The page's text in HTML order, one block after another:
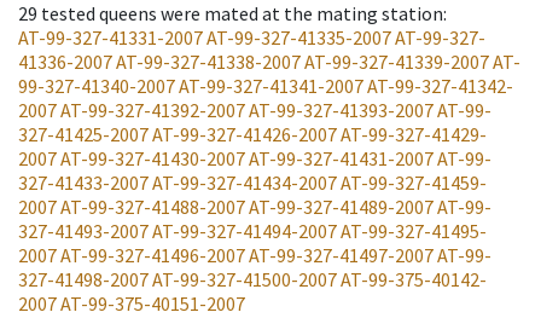
29 tested queens were mated at the mating station:
AT-99-327-41331-2007AT-99-327-41335-2007AT-99-327-
41336-2007AT-99-327-41338-2007AT-99-327-41339-2007AT-
99-327-41340-2007AT-99-327-41341-2007AT-99-327-41342-
2007AT-99-327-41392-2007AT-99-327-41393-2007AT-99-
327-41425-2007AT-99-327-41426-2007AT-99-327-41429-
2007AT-99-327-41430-2007AT-99-327-41431-2007AT-99-
327-41433-2007AT-99-327-41434-2007AT-99-327-41459-
2007AT-99-327-41488-2007AT-99-327-41489-2007AT-99-
327-41493-2007AT-99-327-41494-2007AT-99-327-41495-
2007AT-99-327-41496-2007AT-99-327-41497-2007AT-99-
327-41498-2007AT-99-327-41500-2007AT-99-375-40142-
2007AT-99-375-40151-2007